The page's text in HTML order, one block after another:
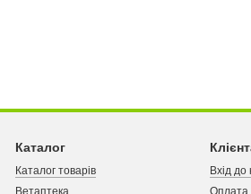
Каталог
Каталог товарів
Ветаптека
Вхід до
Оплата